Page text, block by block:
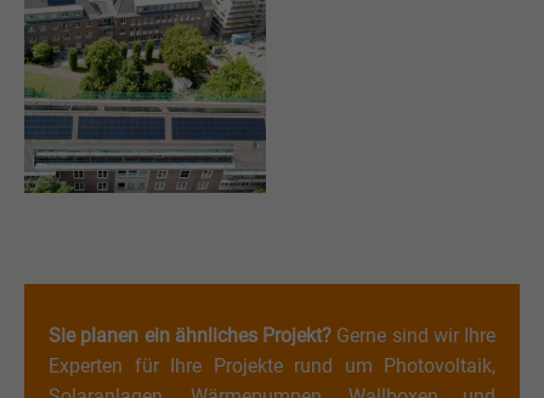
Sie planen ein ähnliches Projekt? Gerne sind wir Ihre
Experten für Ihre Projekte rund um Photovoltaik,